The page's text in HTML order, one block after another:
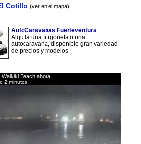
Cotillo (ver en el mapa)
AutoCaravanas Fuerteventura
Alquila una furgoneta o una
autocaravana, disponible gran variedad
de precios y modelos
Waikiki Beach ahora
2 minutos